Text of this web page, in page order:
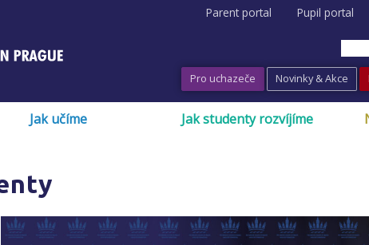
Parent portal Pupil portal
Pro uchazeče Novinky & Akce
Jak učíme Jak studenty rozvíjíme